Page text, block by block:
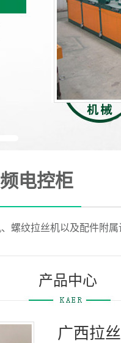
电控柜
螺纹拉丝机以及配件附
产品中心
广西拉